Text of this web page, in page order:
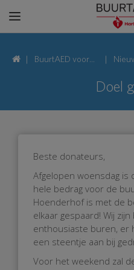
BuurtAED voor
Doel
Beste donateurs,
Afgelopen woensdag is
hele bedrag voor de
Hoenderhof is met de
elkaar gespaard! Wij
enthousiaste buren, er
een steentje aan bij
Voor het weekend zal